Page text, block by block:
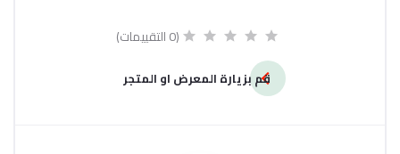
(0 التقييمات)
قم بزيارة المعرض او المتجر